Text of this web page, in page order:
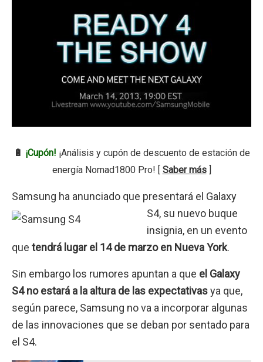
🔋 ¡Cupón! ¡Análisis y cupón de descuento de estación de
energía Nomad1800 Pro! [ Saber más]
Samsung ha anunciado que presentará el Galaxy
S4, su nuevo buque
insignia, en un evento
que tendrá lugar el 14 de marzo en Nueva York.
Sin embargo los rumores apuntan a que el Galaxy
S4 no estará a la altura de las expectativasya que,
según parece, Samsung no va a incorporar algunas
de las innovaciones que se deban por sentado para
el S4.